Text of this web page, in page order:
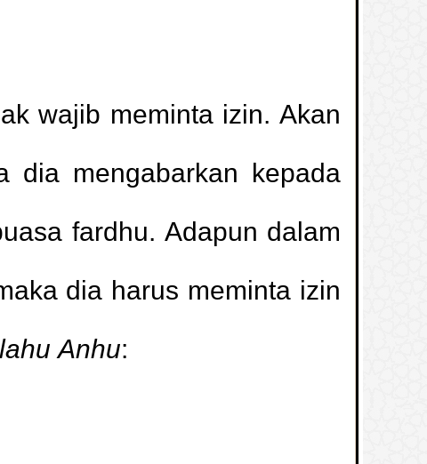
wajib meminta izin. Akan
dia mengabarkan kepada
fardhu. Adapun dalam
dia harus meminta izin
Anhu: